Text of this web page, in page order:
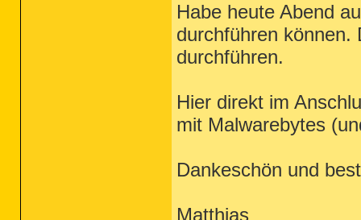
Habe heute Abend
durchführen können.
durchführen.
Hier direkt im
mit Malwarebytes
Dankeschön und
Matthias